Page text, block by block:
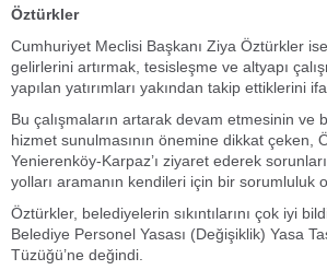
Öztürkler
Cumhuriyet Meclisi Başkanı Ziya Öztürkler
gelirlerini artırmak, tesisleşme ve altyapı
yapılan yatırımları yakından takip ettiklerini
Bu çalışmaların artarak devam etmesinin ve
hizmet sunulmasının önemine dikkat çeken,
Yenierenköy-Karpaz’ı ziyaret ederek
yolları aramanın kendileri için bir sorumluluk
Öztürkler, belediyelerin sıkıntılarını çok iyi
Belediye Personel Yasası (Değişiklik) Yasa
Tüzüğü’ne değindi.